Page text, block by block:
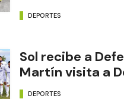
DEPORTES
Sol recibe a
Martín visita a
DEPORTES